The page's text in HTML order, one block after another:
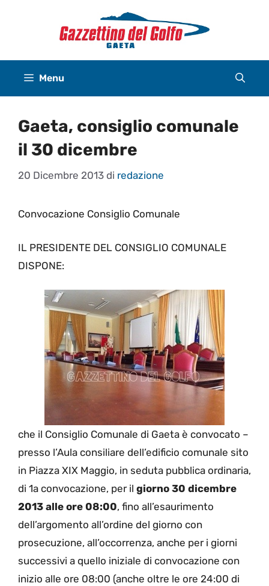
Menu
Gaeta, consiglio comunale
il 30 dicembre
20 Dicembre 2013 di redazione
Convocazione Consiglio Comunale
IL PRESIDENTE DEL CONSIGLIO COMUNALE
DISPONE:
che il Consiglio Comunale di Gaeta è convocato –
presso l’Aula consiliare dell’edificio comunale sito
in Piazza XIX Maggio, in seduta pubblica ordinaria,
di 1a convocazione, per il giorno 30 dicembre
2013 alle ore 08:00, fino all’esaurimento
dell’argomento all’ordine del giorno con
prosecuzione, all’occorrenza, anche per i giorni
successivi a quello iniziale di convocazione con
inizio alle ore 08:00 (anche oltre le ore 24:00 di